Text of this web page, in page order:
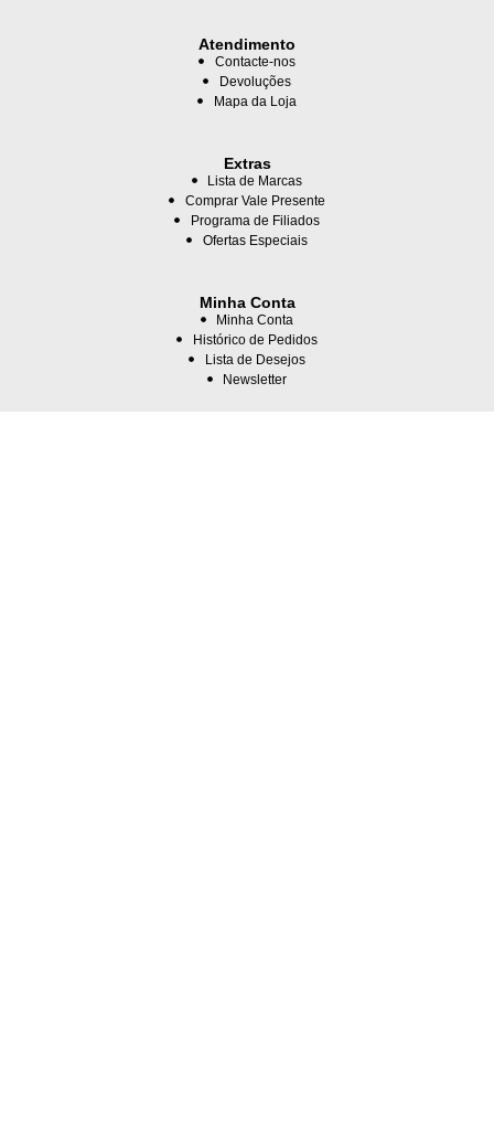
Atendimento
Contacte-nos
Devoluções
Mapa da Loja
Extras
Lista de Marcas
Comprar Vale Presente
Programa de Filiados
Ofertas Especiais
Minha Conta
Minha Conta
Histórico de Pedidos
Lista de Desejos
Newsletter